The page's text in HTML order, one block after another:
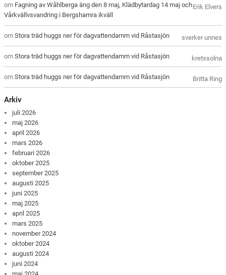
Erik Elvers
om Fagning av Wåhlberga äng den 8 maj, Klädbytardag 14 maj och
Vårkvällvsvandring i Bergshamra ikväll
sverker unnes
omStora träd huggs ner för dagvattendamm vid Råstasjön
kretssolna
omStora träd huggs ner för dagvattendamm vid Råstasjön
Britta Ring
omStora träd huggs ner för dagvattendamm vid Råstasjön
Arkiv
juli 2026
maj 2026
april 2026
mars 2026
februari 2026
oktober 2025
september 2025
augusti 2025
juni 2025
maj 2025
april 2025
mars 2025
november 2024
oktober 2024
augusti 2024
juni 2024